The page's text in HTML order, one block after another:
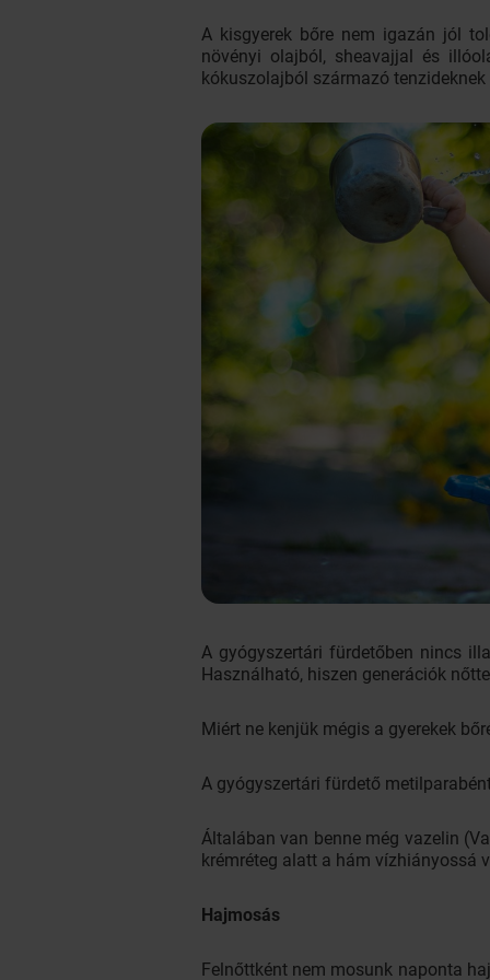
A kisgyerek bőre nem igazán jól
növényi olajból, sheavajjal és
kókuszolajból származó
A gyógyszertári fürdetőben nincs
Használható, hiszen generációk
Miért ne kenjük mégis a gyerekek
A gyógyszertári fürdető
Általában van benne még vazelin
krémréteg alatt a hám vízhiányossá
Hajmosás
Felnőttként nem mosunk naponta